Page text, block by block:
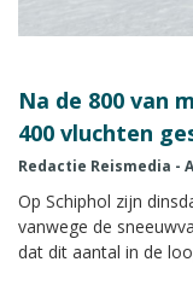
Na de 800 van
400 vluchten
Redactie Reismedia -
Op Schiphol zijn
vanwege de
dat dit aantal in de